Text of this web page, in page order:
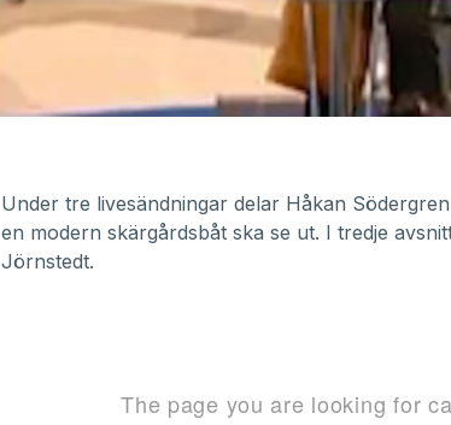
Under tre livesändningar delar Håkan
en modern skärgårdsbåt ska se ut. I tredje
Jörnstedt.